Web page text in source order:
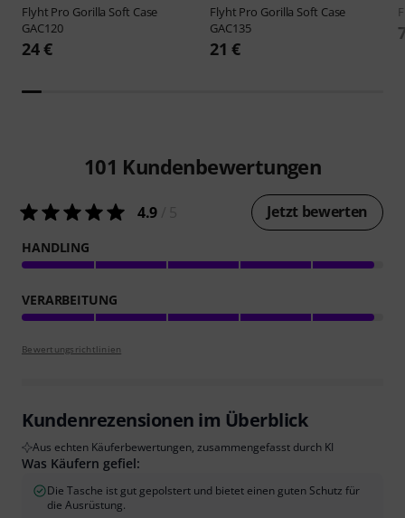
Flyht Pro Gorilla Soft Case
GAC120
24 €
Flyht Pro Gorilla Soft Case
GAC135
21 €
101 Kundenbewertungen
4.9 Jetzt bewerten
HANDLING
VERARBEITUNG
Bewertungsrichtlinien
Kundenrezensionen im Überblick
Aus echten Käuferbewertungen, zusammengefasst durch KI
Was Käufern gefiel:
Die Tasche ist gut gepolstert und bietet einen guten Schutz für
die Ausrüstung.